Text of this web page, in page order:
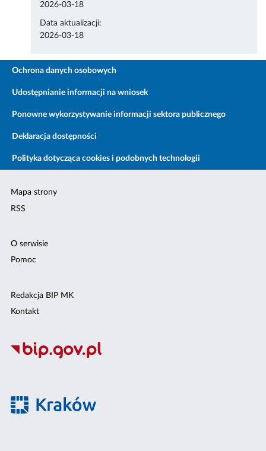
2026-03-18
Data aktualizacji:
2026-03-18
Ochrona danych osobowych
Udostępnianie informacji na wniosek
Ponowne wykorzystywanie informacji sektora publicznego
Deklaracja dostępności
Polityka dotycząca cookies i podobnych technologii
Mapa strony
RSS
O serwisie
Pomoc
Redakcja BIP MK
Kontakt